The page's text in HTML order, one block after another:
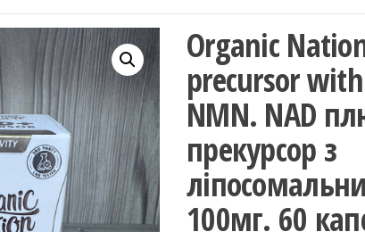
Organic
precursor
NMN. NAD
прекурсор з
100мг. 60